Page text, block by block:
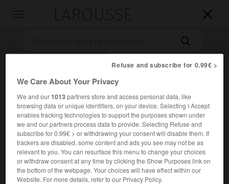


Accueil>Encyclopédie [personnage]>David Alfaro Siqueiros
DavidAlfaro Siqueiros
Refuse and subscribe for 0.99€ >
We Care About Your Privacy
We and our1013partners store and access personal data, like
browsing data or unique identifiers, on your device. Selecting I Accept
enables tracking technologies to support the purposes shown under
we and our partners process data to provide. Selecting Refuse and
subscribe for 0.99€ > or withdrawing your consent will disable them. If
trackers are disabled, some content and ads you see may not be as
relevant to you. You can resurface this menu to change your choices
or withdraw consent at any time by clicking the Show Purposes link on
the bottom of the webpage. Your choices will have effect within our
Website. For more details, refer to our Privacy Policy.